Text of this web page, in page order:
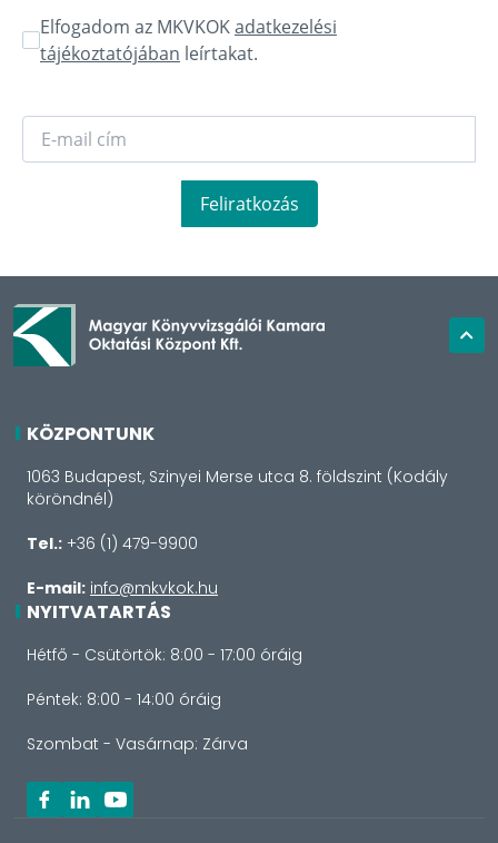
Elfogadom az MKVKOKadatkezelési
tájékoztatójában leírtakat.
Feliratkozás
KÖZPONTUNK
1063 Budapest, Szinyei Merse utca 8. földszint (Kodály
köröndnél)
Tel.: +36 (1) 479-9900
E-mail: info@mkvkok.hu
NYITVATARTÁS
Hétfő - Csütörtök: 8:00 - 17:00 óráig
Péntek: 8:00 - 14:00 óráig
Szombat - Vasárnap: Zárva